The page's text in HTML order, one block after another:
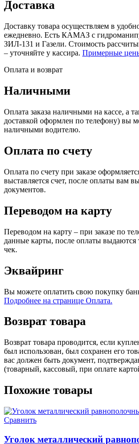
Доставка
Доставку товара осуществляем в
ежедневно. Есть КАМАЗ с
ЗИЛ-131 и Газели. Стоимость
– уточняйте у кассира. Примерные
Оплата и возврат
Наличными
Оплата заказа наличными на кассе, а
доставкой оформлен по телефону) вы
наличными водителю.
Оплата по счету
Оплата по счету при заказе
выставляется счет, после оплаты вам
документов.
Переводом на карту
Переводом на карту – при заказе по
данные карты, после оплаты
чек.
Эквайринг
Вы можете оплатить свою покупку
Подробнее на странице Оплата.
Возврат товара
Возврат товара проводится, если
был использован, был сохранен его
вас должен быть документ,
(товарный, кассовый, при оплате
Похожие товары
Сравнить
Уголок металлический